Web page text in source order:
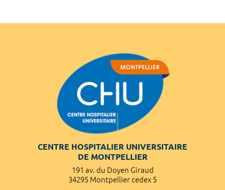
CENTRE HOSPITALIER UNIVERSITAIRE
DE MONTPELLIER
191 av. du Doyen Giraud
34295 Montpellier cedex 5